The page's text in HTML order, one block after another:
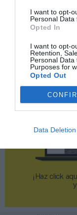
I want to opt-
Personal Data
Opted In
I want to opt-
Retention,
Personal
Purposes for
Opted Out
Data Deletion
2Playbook
¡Haz click